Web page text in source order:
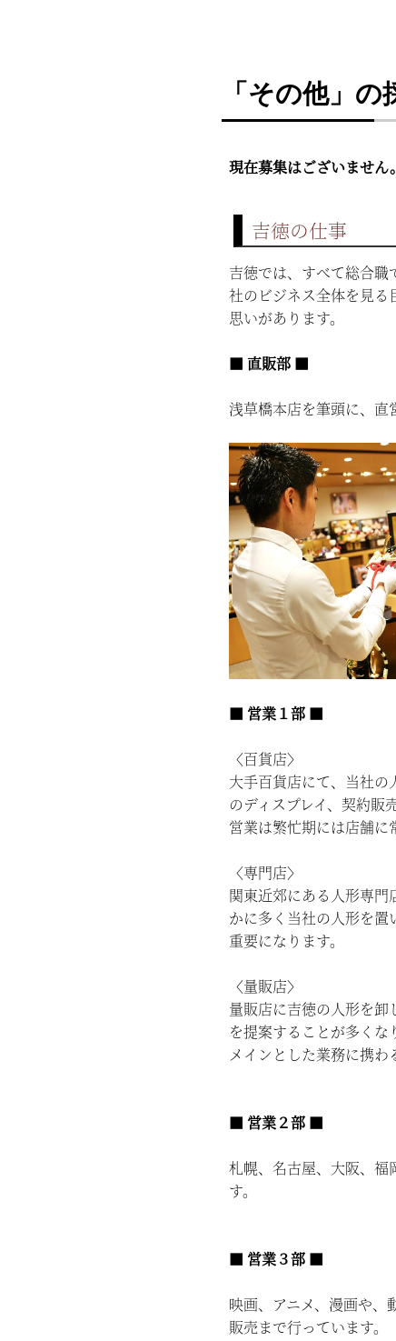
「その他」の
現在募集はございません
吉徳の仕事
吉徳では、すべて総合
社のビジネス全体を見る
思いがあります。
■ 直販部 ■
浅草橋本店を筆頭に、直
■ 営業１部 ■
〈百貨店〉
大手百貨店にて、当社
のディスプレイ、契約
営業は繁忙期には店舗に
〈専門店〉
関東近郊にある人形専
かに多く当社の人形を置
重要になります。
〈量販店〉
量販店に吉徳の人形を
を提案することが多く
メインとした業務に携わ
■ 営業２部 ■
札幌、名古屋、大阪、福
す。
■ 営業３部 ■
映画、アニメ、漫画や、
販売まで行っています。